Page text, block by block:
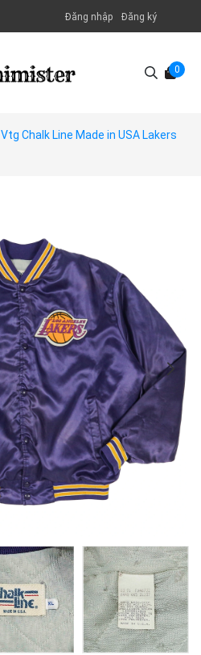
Đăng nhập Đăng ký
0
Vtg Chalk Line Made in USA Lakers